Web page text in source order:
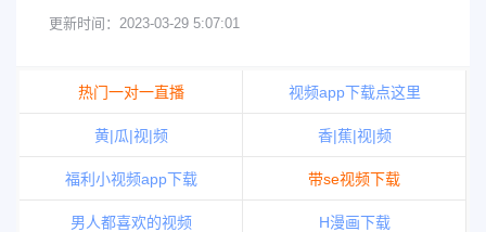
更新时间：2023-03-29 5:07:01
热门一对一直播 视频app下载点这里
黄|瓜|视|频 香|蕉|视|频
福利小视频app下载 带se视频下载
男人都喜欢的视频 H漫画下载